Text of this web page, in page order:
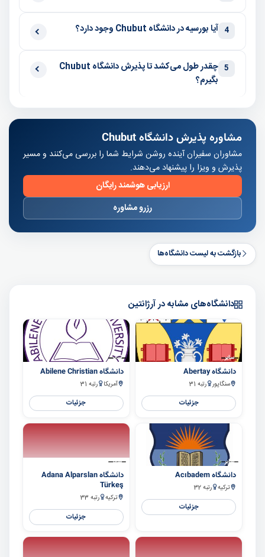
4 آیا بورسیه در دانشگاه Chubut وجود دارد؟
5
چقدر طول می‌کشد تا پذیرش دانشگاه Chubut
بگیرم؟
مشاوره پذیرش دانشگاه Chubut
مشاوران سفیران آینده روشن شرایط شما را بررسی می‌کنند و مسیر
پذیرش و ویزا را پیشنهاد می‌دهند.
ارزیابی هوشمند رایگان
رزرو مشاوره
بازگشت به لیست دانشگاه‌ها
دانشگاه‌های مشابه در آرژانتین
سایر
دانشگاه Abertay
سنگاپور رتبه 31
جزئیات
سایر
دانشگاه Abilene Christian
آمریکا رتبه 31
جزئیات
سایر
دانشگاه Acıbadem
ترکیه رتبه 32
جزئیات
سایر
دانشگاه Adana Alparslan
Türkeş
ترکیه رتبه 33
جزئیات